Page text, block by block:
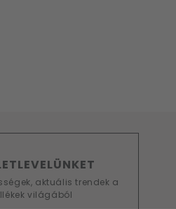
aktuális trendek a
világából